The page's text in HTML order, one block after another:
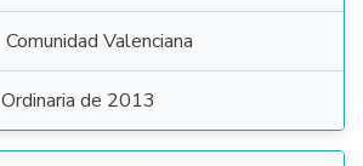
Comunidad Valenciana
Ordinaria de 2013